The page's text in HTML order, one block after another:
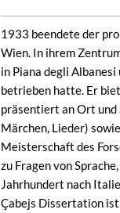
1933 beendete der
Wien. In ihrem
in Piana degli
betrieben hatte. Er
präsentiert an Ort und
Märchen, Lieder)
Meisterschaft des
zu Fragen von
Jahrhundert nach
Çabejs Dissertation